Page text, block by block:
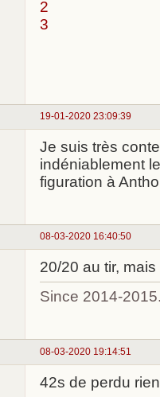
2
3
19-01-2020 23:09:39
Je suis très
indéniablement
figuration à
08-03-2020 16:40:50
20/20 au tir,
Since 2014-
08-03-2020 19:14:51
42s de perdu